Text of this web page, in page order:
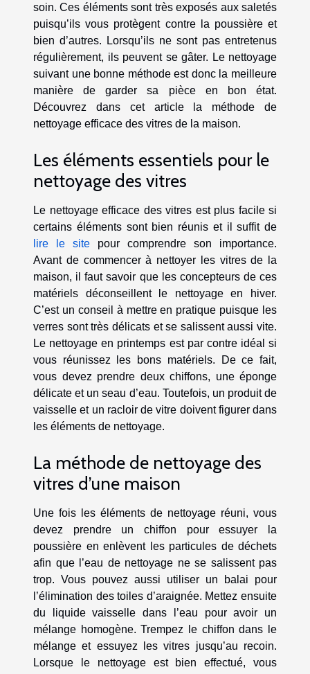
soin. Ces éléments sont très exposés aux saletés
puisqu’ils vous protègent contre la poussière et
bien d’autres. Lorsqu’ils ne sont pas entretenus
régulièrement, ils peuvent se gâter. Le nettoyage
suivant une bonne méthode est donc la meilleure
manière de garder sa pièce en bon état.
Découvrez dans cet article la méthode de
nettoyage efficace des vitres de la maison.
Les éléments essentiels pour le
nettoyage des vitres
Le nettoyage efficace des vitres est plus facile si
certains éléments sont bien réunis et il suffit de
lire le site pour comprendre son importance.
Avant de commencer à nettoyer les vitres de la
maison, il faut savoir que les concepteurs de ces
matériels déconseillent le nettoyage en hiver.
C’est un conseil à mettre en pratique puisque les
verres sont très délicats et se salissent aussi vite.
Le nettoyage en printemps est par contre idéal si
vous réunissez les bons matériels. De ce fait,
vous devez prendre deux chiffons, une éponge
délicate et un seau d’eau. Toutefois, un produit de
vaisselle et un racloir de vitre doivent figurer dans
les éléments de nettoyage.
La méthode de nettoyage des
vitres d’une maison
Une fois les éléments de nettoyage réuni, vous
devez prendre un chiffon pour essuyer la
poussière en enlèvent les particules de déchets
afin que l’eau de nettoyage ne se salissent pas
trop. Vous pouvez aussi utiliser un balai pour
l’élimination des toiles d’araignée. Mettez ensuite
du liquide vaisselle dans l’eau pour avoir un
mélange homogène. Trempez le chiffon dans le
mélange et essuyez les vitres jusqu’au recoin.
Lorsque le nettoyage est bien effectué, vous